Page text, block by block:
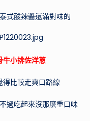
式酸辣醬還滿對味的
牛小排佐洋蔥
得比較走爽口路線
過吃起來沒那麼重口味